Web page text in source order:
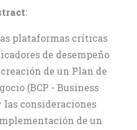
:
plataformas críticas
de desempeño
de un Plan de
(BCP - Business
consideraciones
de un